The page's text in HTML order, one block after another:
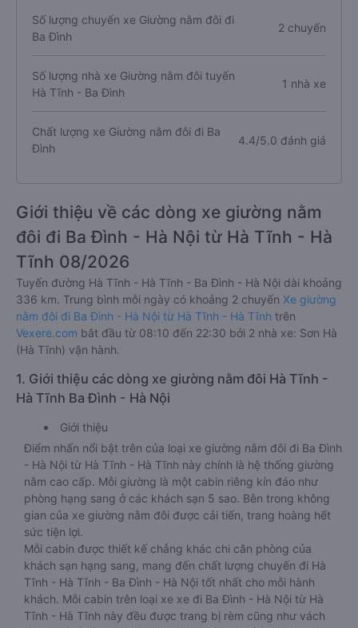
Số lượng chuyến xe Giường nằm đôi đi
Ba Đình
2 chuyến
Số lượng nhà xe Giường nằm đôi tuyến
Hà Tĩnh - Ba Đình
1 nhà xe
Chất lượng xe Giường nằm đôi đi Ba
Đình
4.4/5.0 đánh giá
Giới thiệu về các dòng xe giường nằm
đôi đi Ba Đình - Hà Nội từ Hà Tĩnh - Hà
Tĩnh 08/2026
Tuyến đường Hà Tĩnh - Hà Tĩnh - Ba Đình - Hà Nội dài khoảng
336 km. Trung bình mỗi ngày có khoảng 2 chuyến Xe giường
nằm đôi đi Ba Đình - Hà Nội từ Hà Tĩnh - Hà Tĩnh trên
Vexere.com bắt đầu từ 08:10 đến 22:30 bởi 2 nhà xe: Sơn Hà
(Hà Tĩnh) vận hành.
1. Giới thiệu các dòng xe giường nằm đôi Hà Tĩnh -
Hà Tĩnh Ba Đình - Hà Nội
Giới thiệu
Điểm nhấn nổi bật trên của loại xe giường nằm đôi đi Ba Đình
- Hà Nội từ Hà Tĩnh - Hà Tĩnh này chính là hệ thống giường
nằm cao cấp. Mỗi giường là một cabin riêng kín đáo như
phòng hạng sang ở các khách sạn 5 sao. Bên trong không
gian của xe giường nằm đôi được cải tiến, trang hoàng hết
sức tiện lợi.
Mỗi cabin được thiết kế chẳng khác chi căn phòng của
khách sạn hạng sang, mang đến chất lượng chuyến đi Hà
Tĩnh - Hà Tĩnh - Ba Đình - Hà Nội tốt nhất cho mỗi hành
khách. Mỗi cabin trên loại xe xe đi Ba Đình - Hà Nội từ Hà
Tĩnh - Hà Tĩnh này đều được trang bị rèm cũng như vách